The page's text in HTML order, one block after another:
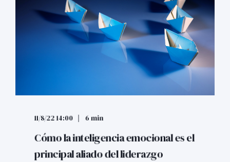
11/8/22 14:00 6 min
Cómo la inteligencia emocional es el
principal aliado del liderazgo